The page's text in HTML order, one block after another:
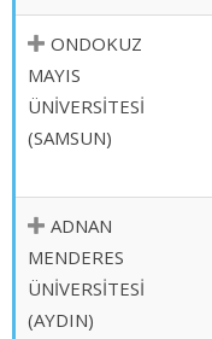
ONDOKUZ
MAYIS
ÜNİVERSİTESİ
(SAMSUN)
ADNAN
MENDERES
ÜNİVERSİTESİ
(AYDIN)